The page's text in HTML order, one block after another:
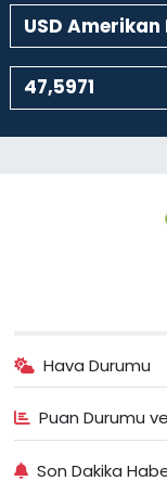
Hava Durumu
Puan Durumu
Son Dakika